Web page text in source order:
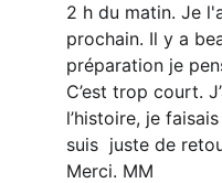
2 h du matin. Je
prochain. Il y a
préparation je
C’est trop court.
l’histoire, je
suis  juste de
Merci. MM